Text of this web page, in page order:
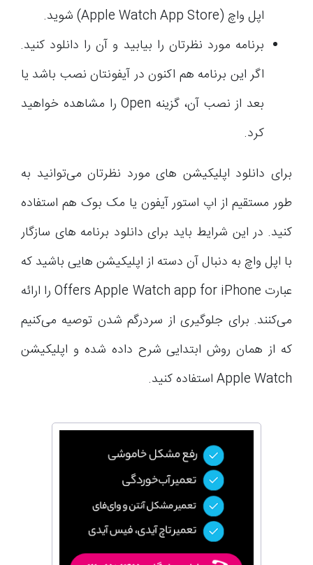
اپل واچ (Apple Watch App Store) شوید.
برنامه مورد نظرتان را بیابید و آن را دانلود کنید.
اگر این برنامه هم اکنون در آیفونتان نصب باشد یا
بعد از نصب آن، گزینه Open را مشاهده خواهید
کرد.
برای دانلود اپلیکیشن های مورد نظرتان می‌توانید به
طور مستقیم از اپ استور آیفون یا مک بوک هم استفاده
کنید. در این شرایط باید برای دانلود برنامه های سازگار
با اپل واچ به دنبال آن دسته از اپلیکیشن هایی باشید که
عبارت Offers Apple Watch app for iPhone را ارائه
می‌کنند. برای جلوگیری از سردرگم شدن توصیه می‌کنیم
که از همان روش ابتدایی شرح داده شده و اپلیکیشن
Apple Watch استفاده کنید.